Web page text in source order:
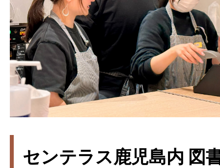
センテラス鹿児島内 図